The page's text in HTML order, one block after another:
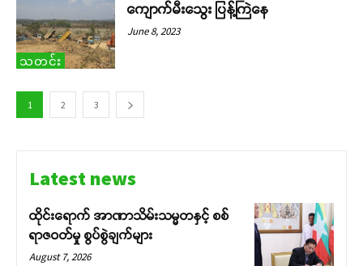
သတင်း
ကျောက်မီးသွေး ပြန့်ကြဲနေ
June 8, 2023
1 2 3
Latest news
ထိုင်းရောက် အာဏာသိမ်းသမ္မတနှင့် စစ်
ရာဇဝတ်မှု စွပ်စွဲချက်များ
August 7, 2026